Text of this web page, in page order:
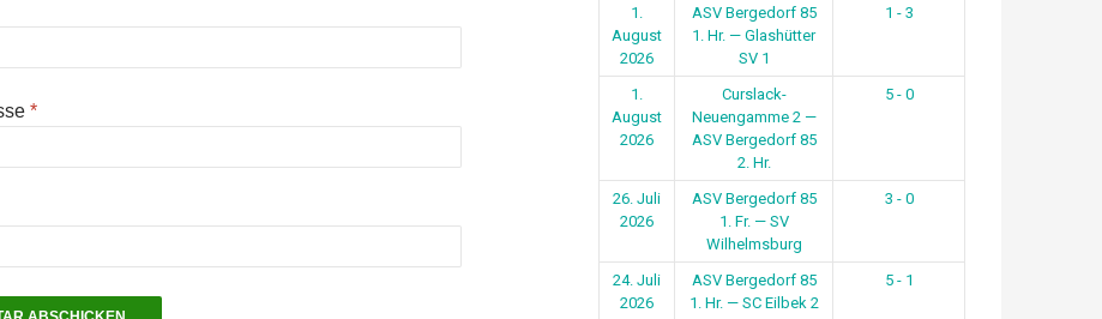
*
1.
August
2026
ASV Bergedorf 85
1. Hr. — Glashütter
SV 1
1 - 3
1.
August
2026
Curslack-
Neuengamme 2 —
ASV Bergedorf 85
2. Hr.
5 - 0
26. Juli
2026
ASV Bergedorf 85
1. Fr. — SV
Wilhelmsburg
3 - 0
24. Juli
2026
ASV Bergedorf 85
1. Hr. — SC Eilbek 2
5 - 1